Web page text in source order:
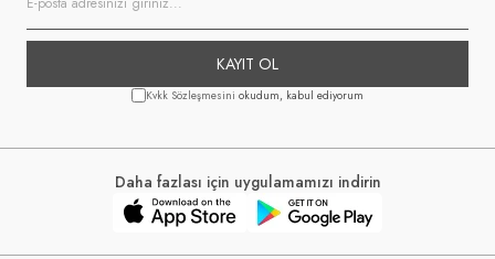
KAYIT OL
Kvkk Sözleşmesini okudum, kabul ediyorum
Daha fazlası için uygulamamızı indirin